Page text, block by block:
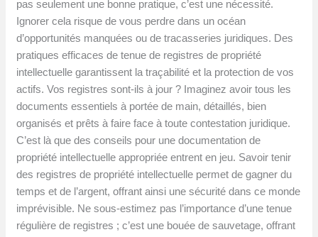
pas seulement une bonne pratique, c’est une nécessité.
Ignorer cela risque de vous perdre dans un océan
d’opportunités manquées ou de tracasseries juridiques. Des
pratiques efficaces de tenue de registres de propriété
intellectuelle garantissent la traçabilité et la protection de vos
actifs. Vos registres sont-ils à jour ? Imaginez avoir tous les
documents essentiels à portée de main, détaillés, bien
organisés et prêts à faire face à toute contestation juridique.
C’est là que des conseils pour une documentation de
propriété intellectuelle appropriée entrent en jeu. Savoir tenir
des registres de propriété intellectuelle permet de gagner du
temps et de l’argent, offrant ainsi une sécurité dans ce monde
imprévisible. Ne sous-estimez pas l’importance d’une tenue
régulière de registres ; c’est une bouée de sauvetage, offrant